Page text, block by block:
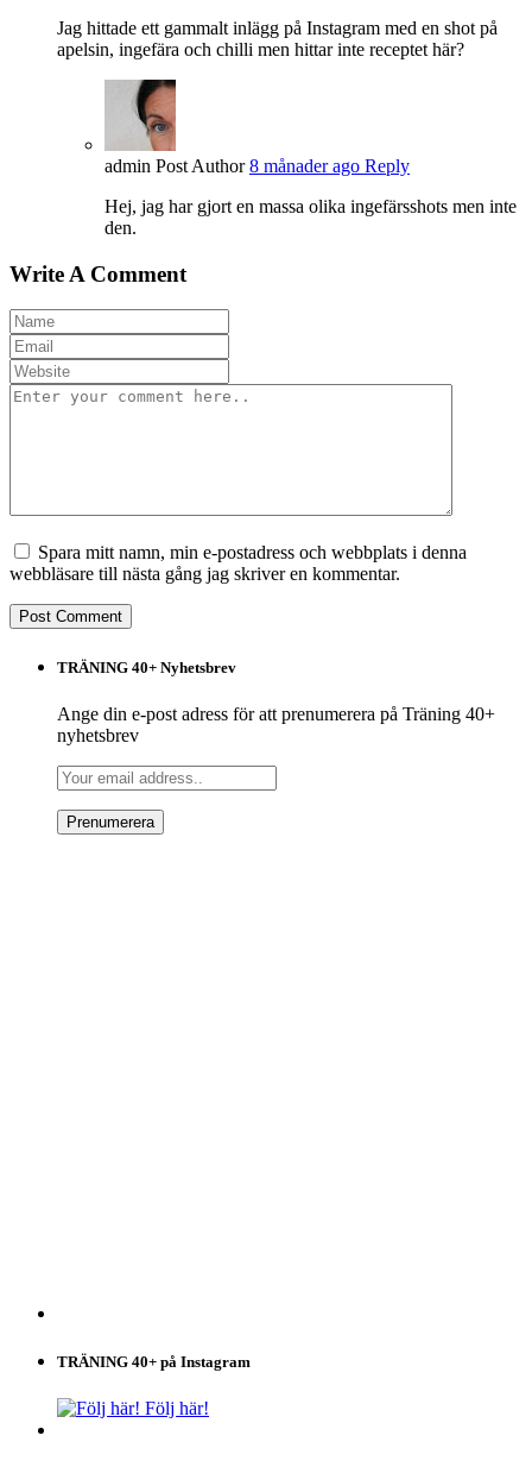
Jag hittade ett gammalt inlägg på Instagram med en shot på
apelsin, ingefära och chilli men hittar inte receptet här?
admin Post Author 8 månader ago Reply
Hej, jag har gjort en massa olika ingefärsshots men inte
den.
Write A Comment
Spara mitt namn, min e-postadress och webbplats i denna
webbläsare till nästa gång jag skriver en kommentar.
TRÄNING 40+ Nyhetsbrev
Ange din e-post adress för att prenumerera på Träning 40+
nyhetsbrev
TRÄNING 40+ på Instagram
Följ här!